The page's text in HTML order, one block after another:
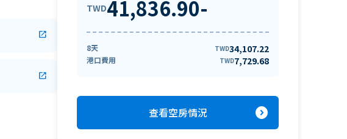
open_in_new
open_in_new
TWD41,836.90-
8天 TWD34,107.22
港口費用 TWD7,729.68
查看空房情況 expand_circle_right